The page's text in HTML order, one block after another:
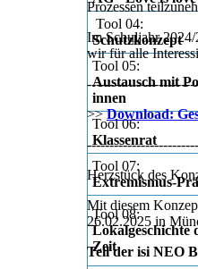
Prozessen
Im Schuljahr
wir für alle
>> Download:
Herzstück des
Mit diesem
26.02.2025 in
Teil der isi NEO
Tool 04:
Schutzkonzept
Tool 05:
Austausch mit
innen
Tool 06:
Klassenrat
Tool 07:
Extremismus-
Tool 08:
Lokalgeschichte
Zeit